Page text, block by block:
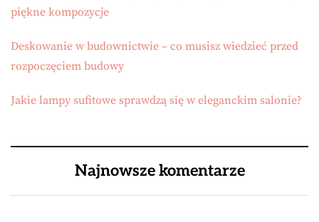
piękne kompozycje
Deskowanie w budownictwie – co musisz wiedzieć przed
rozpoczęciem budowy
Jakie lampy sufitowe sprawdzą się w eleganckim salonie?
Najnowsze komentarze